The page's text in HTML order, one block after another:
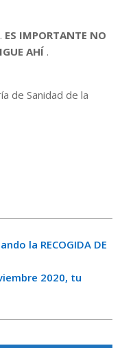
ES IMPORTANTE NO
AHÍ .
de Sanidad de la
la RECOGIDA DE
2020, tu